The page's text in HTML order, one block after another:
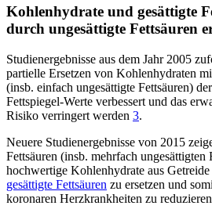
Kohlenhydrate und gesättigte
durch ungesättigte Fettsäuren
Studienergebnisse aus dem Jahr 2005
partielle Ersetzen von Kohlenhydraten
(insb. einfach ungesättigte Fettsäuren)
Fettspiegel-Werte verbessert und das
Risiko verringert werden 3.
Neuere Studienergebnisse von 2015
Fettsäuren (insb. mehrfach ungesättigten
hochwertige Kohlenhydrate aus
gesättigte Fettsäuren zu ersetzen und
koronaren Herzkrankheiten zu reduzieren